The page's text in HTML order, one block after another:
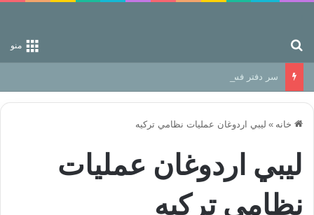
منو
سر دفتر فساد در زمین‌، دوری وکناره‌گیری از راه خداست‌!
خانه » ليبي اردوغان عمليات نظامي تركيه
ليبي اردوغان عمليات
نظامي تركيه